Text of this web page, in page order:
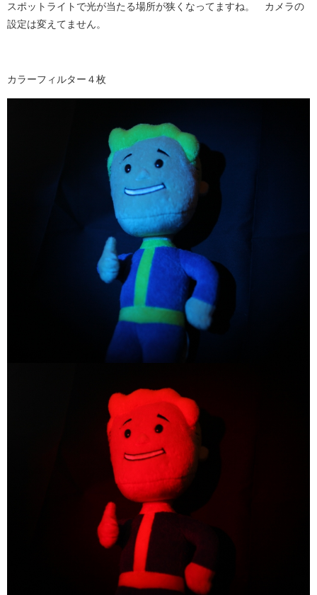
スポットライトで光が当たる場所が狭くなってますね。 カメラの
設定は変えてません。
カラーフィルター４枚